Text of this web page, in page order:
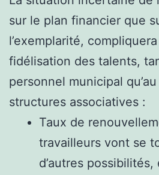
sur le plan financier que
l’exemplarité,
fidélisation des talents,
personnel municipal
structures associatives :
Taux de
travailleurs vont se
d’autres